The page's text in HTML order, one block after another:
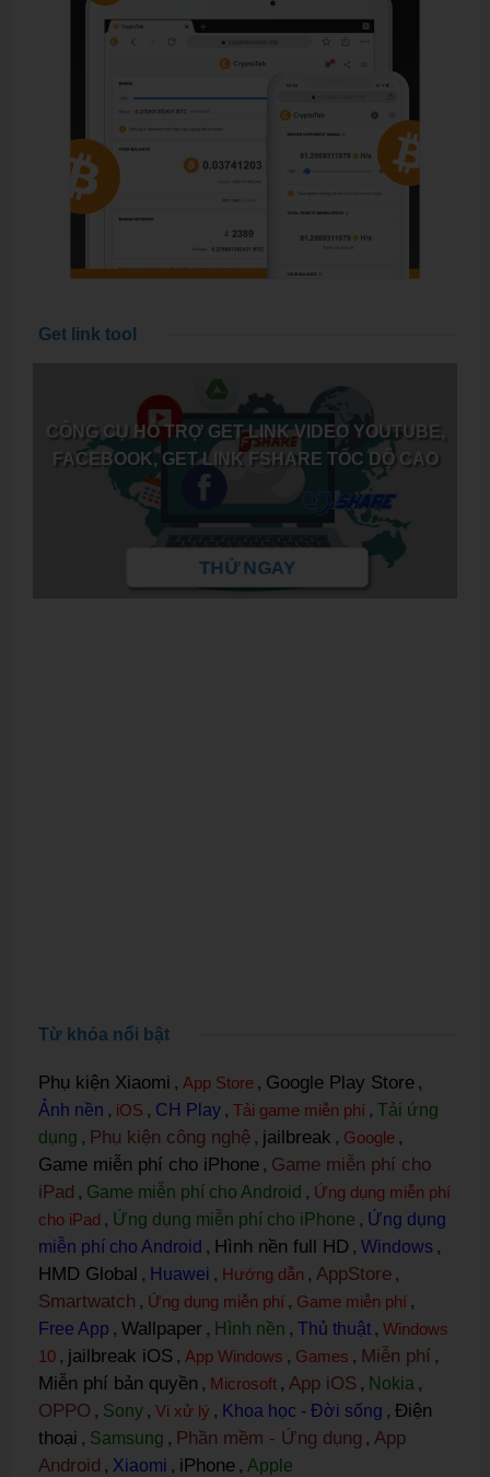
Get link tool
CÔNG CỤ HỖ TRỢ GET LINK VIDEO YOUTUBE,
FACEBOOK, GET LINK FSHARE TỐC DỘ CAO
THỬ NGAY
Từ khóa nổi bật
Phụ kiện Xiaomi , App Store , Google Play Store ,
Ảnh nền , iOS , CH Play , Tải game miễn phí , Tải ứng
dụng , Phụ kiện công nghệ , jailbreak , Google ,
Game miễn phí cho iPhone , Game miễn phí cho
iPad , Game miễn phí cho Android , Ứng dụng miễn phí
cho iPad , Ứng dụng miễn phí cho iPhone , Ứng dụng
miễn phí cho Android , Hình nền full HD , Windows ,
HMD Global , Huawei , Hướng dẫn , AppStore ,
Smartwatch , Ứng dụng miễn phí , Game miễn phí ,
Free App , Wallpaper , Hình nền , Thủ thuật , Windows
10 , jailbreak iOS , App Windows , Games , Miễn phí ,
Miễn phí bản quyền , Microsoft , App iOS , Nokia ,
OPPO , Sony , Vi xử lý , Khoa học - Đời sống , Điện
thoại , Samsung , Phần mềm - Ứng dụng , App
Android , Xiaomi , iPhone , Apple